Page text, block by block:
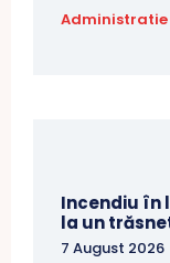
Administratie
Incendiu în
la un
7 August 2026